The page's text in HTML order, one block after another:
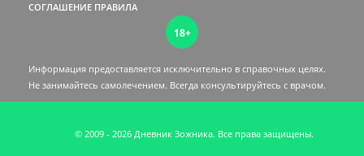
СОГЛАШЕНИЕ ПРАВИЛА
18+
Информация предоставляется исключительно в справочных целях.
Не занимайтесь самолечением. Всегда консультируйтесь c врачом.
© 2009 - 2026 Дневник Зожника. Все права защищены.